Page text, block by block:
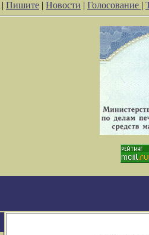
| Пишите | Новости | Голосование |